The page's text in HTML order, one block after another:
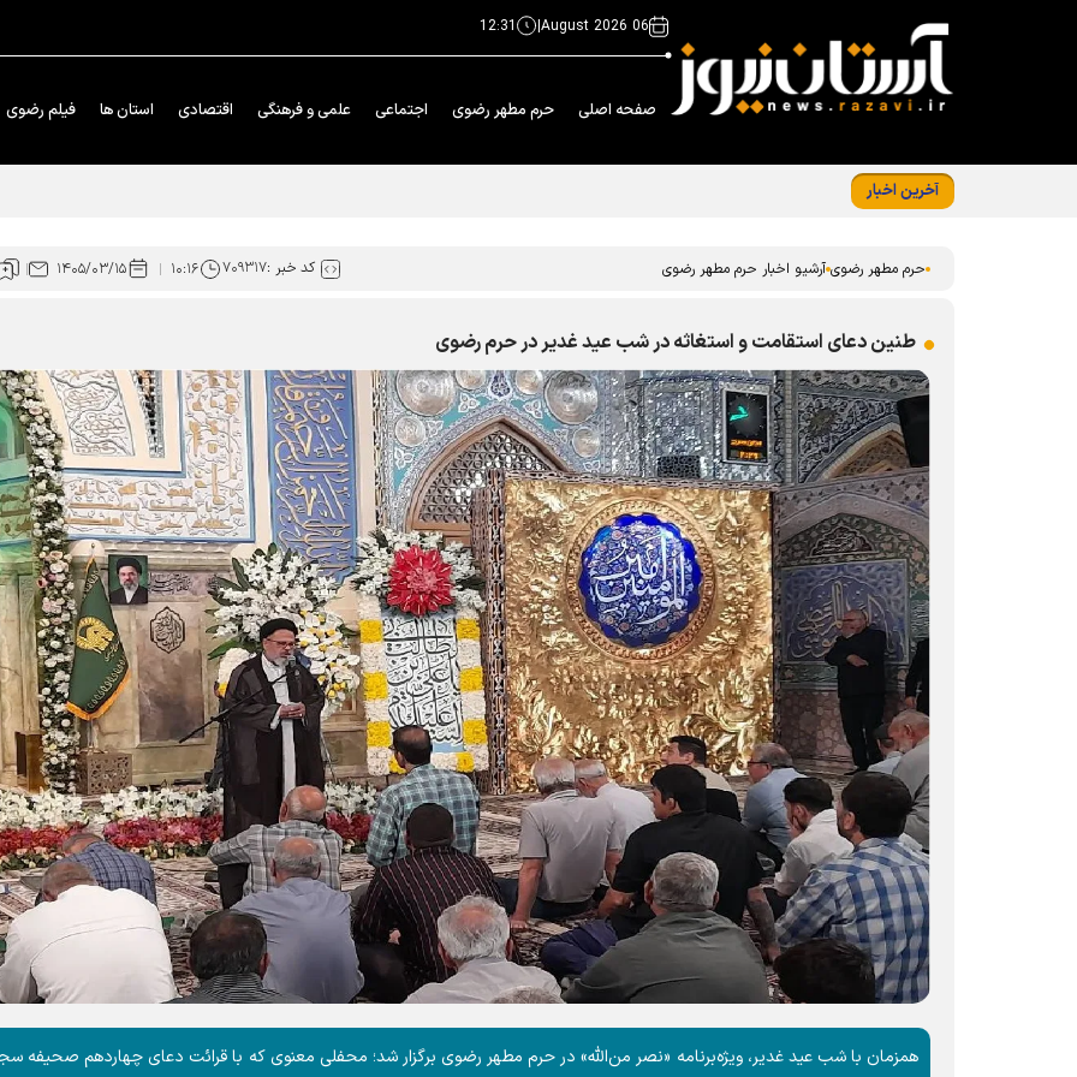
06 August 2026
|
12:31
صفحه اصلی حرم مطهر رضوی اجتماعی علمی و فرهنگی اقتصادی استان ها فیلم رضوی
آخرین اخبار
حرم مطهر رضوی آرشیو اخبار حرم مطهر رضوی کد خبر :۷۰۹۳۱۷ ۱۰:۱۶ ۱۴۰۵/۰۳/۱۵
طنین دعای استقامت و استغاثه در شب عید غدیر در حرم رضوی
همزمان با شب عید غدیر، ویژه‌برنامه «نصر من‌الله» در حرم مطهر رضوی برگزار شد؛ محفلی معنوی که با قرائت دعای چهاردهم صحیفه